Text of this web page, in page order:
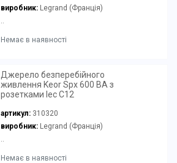
виробник:Legrand (Франція)
..
Немає в наявності
Джерело безперебійного
живлення Keor Spx 600 ВА з
розетками Iec C12
артикул: 310320
виробник:Legrand (Франція)
..
Немає в наявності